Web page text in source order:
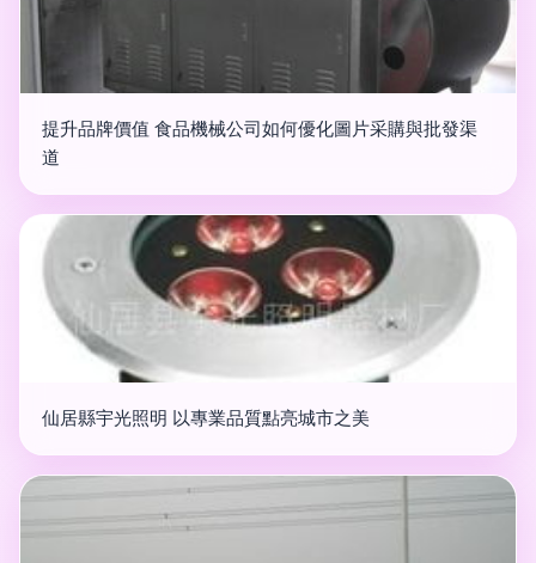
提升品牌價值 食品機械公司如何優化圖片采購與批發渠
道
仙居縣宇光照明 以專業品質點亮城市之美